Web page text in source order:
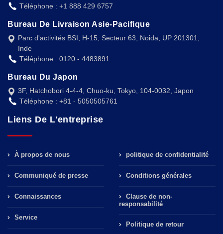
Téléphone : +1 888 429 6757
Bureau De Livraison Asie-Pacifique
Parc d'activités BSI, H-15, Secteur 63, Noida, UP 201301,
Inde
Téléphone : 0120 - 4483891
Bureau Du Japon
3F, Hatchobori 4-4-4, Chuo-ku, Tokyo, 104-0032, Japon
Téléphone : +81 - 5050505761
Liens De L'entreprise
À propos de nous
Communiqué de presse
Connaissances
Service
politique de confidentialité
Conditions générales
Clause de non-
responsabilité
Politique de retour